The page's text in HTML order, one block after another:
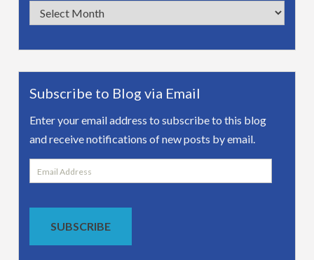
Archives
Subscribe to Blog via Email
Enter your email address to subscribe to this blog
and receive notifications of new posts by email.
Email
Address
SUBSCRIBE